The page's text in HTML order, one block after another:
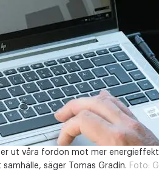
ut våra fordon mot mer
säger Tomas Gradin. Foto: